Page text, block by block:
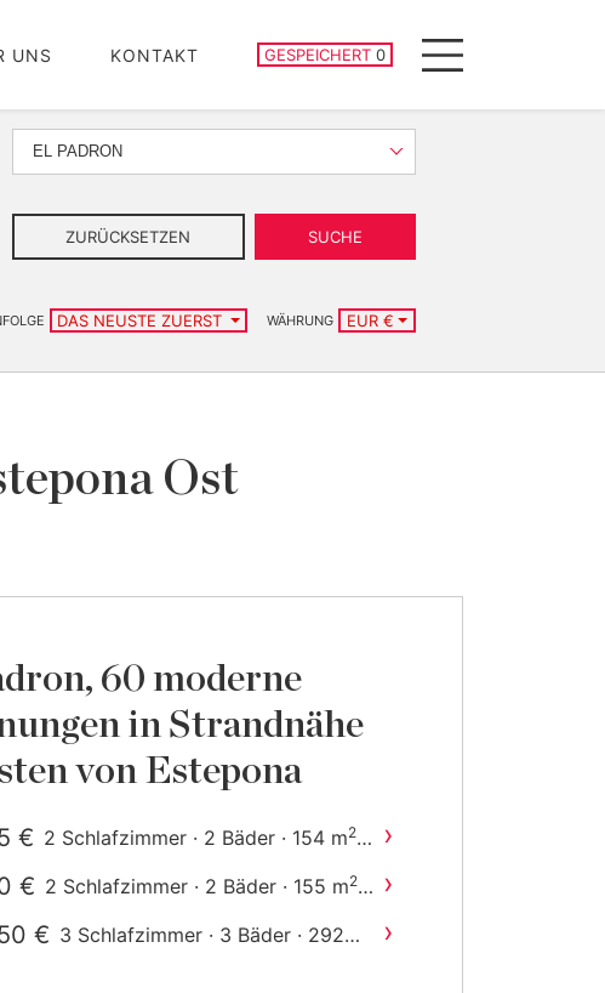
UNS KONTAKT GESPEICHERT 0
GESPEICHERTE IMMOBILIEN
Menu
EL PADRON
ZURÜCKSETZEN SUCHE
DAS NEUSTE ZUERST WÄHRUNG EUR €
Ost
60 moderne
in Strandnähe
von Estepona
€ 2 Schlafzimmer · 2 Bäder · 154 m2 ›
€ 2 Schlafzimmer · 2 Bäder · 155 m2 ›
€ 3 Schlafzimmer · 3 Bäder · 292
›